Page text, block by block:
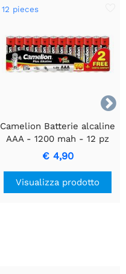

12 pieces
Camelion Batterie alcaline
AAA - 1200 mah - 12 pz
€ 4,90
Visualizza prodotto